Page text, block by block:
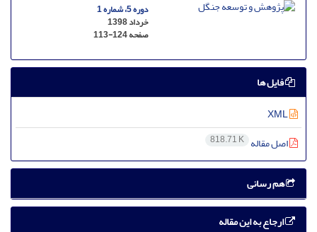
دوره 5، شماره 1
خرداد 1398
صفحه113-124
فایل ها
اصل مقاله 818.71 K
هم رسانی
ارجاع به این مقاله